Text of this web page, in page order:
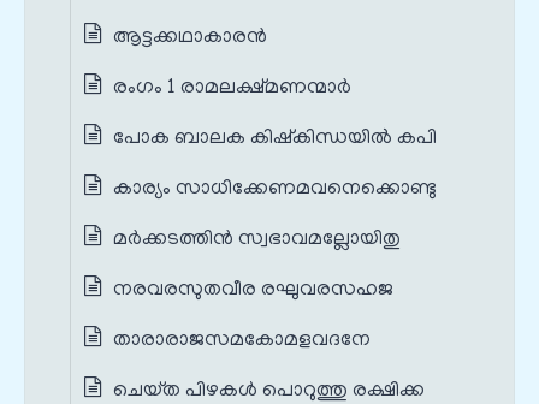
ആട്ടക്കഥാകാരൻ
രംഗം 1 രാമലക്ഷ്മണന്മാർ
പോക ബാലക കിഷ്‌കിന്ധയില്‍ കപി
കാര്യം സാധിക്കേണമവനെക്കൊണ്ടു
മര്‍ക്കടത്തിന്‍ സ്വഭാവമല്ലോയിതു
നരവരസുതവീര രഘുവരസഹജ
താരാരാജസമകോമളവദനേ
ചെയ്‌ത പിഴകള്‍ പൊറുത്തു രക്ഷിക്ക